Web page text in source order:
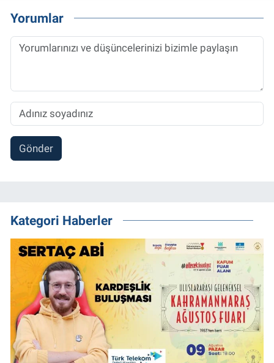
Yorumlar
Gönder
Kategori Haberler